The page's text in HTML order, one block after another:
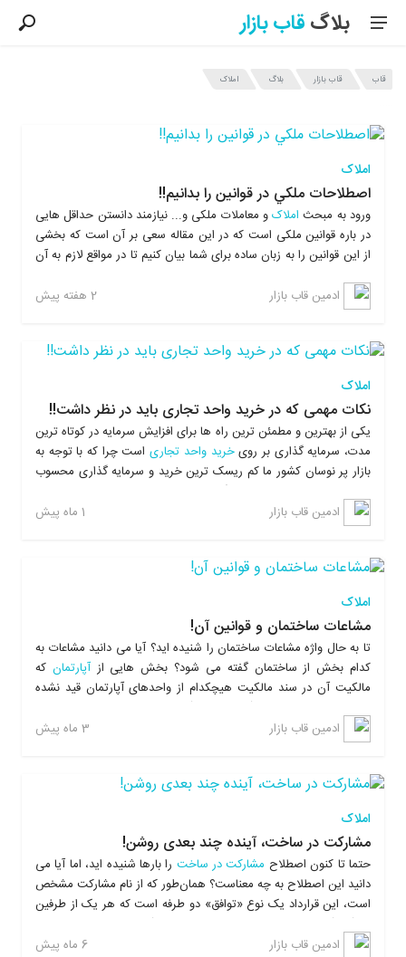
بلاگقاببازار
قاب قاب بازار بلاگ املاک
املاک
اصطلاحات ملکي در قوانين را بدانیم!!
ورود به مبحث املاکو معاملات ملکی و... نیازمند دانستن حداقل هایی
در باره قوانین ملکی است که در این مقاله سعی بر آن است که بخشی
از این قوانین را به زبان ساده برای شما بیان کنیم تا در مواقع لازم به آن
ادمین قاب بازار
2 هفته پیش
املاک
نکات مهمی که در خرید واحد تجاری باید در نظر داشت!!
یکی از بهترین و مطمئن ترین راه ها برای افزایش سرمایه در کوتاه ترین
مدت، سرمایه گذاری بر رویخرید واحد تجاریاست چرا که با توجه به
بازار پر نوسان کشور ما کم ریسک ترین خرید و سرمایه گذاری محسوب
می شود. نکته مهم در سرمایه گذاری بر روی واحدهای تجاری این است
که همه واحدهای تجاری دارای مزیت یکسان نیستند. در این مقاله به
شما نکاتی مهمی که در انتخاب یک واحد تجاری مناسب برای سرمایه
خرید ایده آل شما را تضمین کند.
ادمین قاب بازار 1 ماه پیش
املاک
مشاعات ساختمان و قوانین آن!
تا به حال واژه مشاعات ساختمان را شنیده اید؟ آیا می دانید مشاعات به
کدام بخش از ساختمان گفته می شود؟ بخش هایی ازآپارتمان که
مالکیت آن در سند مالکیت هیچکدام از واحدهای آپارتمان قید نشده
است و کلیه واحدهای آپارتمان از آن مشترکا استفاده می کنند را
مشاعات ساختمان می گویند. در واقع بخش عمومی ساختمان همان
مشاعات ساختمان است.
ادمین قاب بازار 3 ماه پیش
املاک
مشارکت در ساخت، آینده چند بعدی روشن!
حتما تا کنون اصطلاح مشارکت در ساخت را بارها شنیده اید، اما آیا می
دانید این اصطلاح به چه معناست؟ همان‌طور که از نام مشارکت مشخص
است، این قرارداد یک نوع «توافق» دو طرفه است که هر یک از طرفین
در آن آورده‌ای دارند و با توجه به نسبت آورده‌شان با هم شریک
می‌شوند تا ملکی را بنا کنند.
ادمین قاب بازار 6 ماه پیش